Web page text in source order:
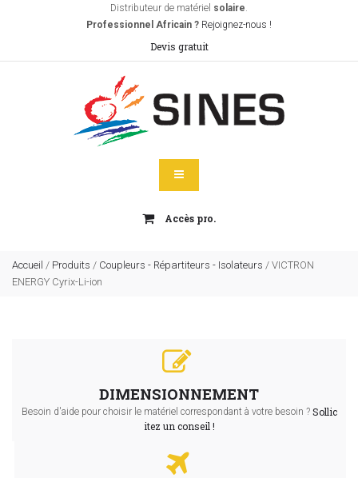
Distributeur de matériel solaire.
Professionnel Africain ? Rejoignez-nous !
Devis gratuit
Accès pro.
Accueil / Produits / Coupleurs - Répartiteurs - Isolateurs / VICTRON
ENERGY Cyrix-Li-ion
DIMENSIONNEMENT
Besoin d'aide pour choisir le matériel correspondant à votre besoin ? Sollic
itez un conseil !